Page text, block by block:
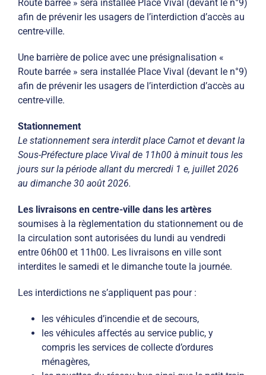
Route barrée » sera installée Place Vival (devant le n°9)
afin de prévenir les usagers de l’interdiction d’accès au
centre-ville.
Une barrière de police avec une présignalisation «
Route barrée » sera installée Place Vival (devant le n°9)
afin de prévenir les usagers de l’interdiction d’accès au
centre-ville.
Stationnement
Le stationnement sera interdit place Carnot et devant la
Sous-Préfecture place Vival de 11h00 à minuit tous les
jours sur la période allant du mercredi 1 e, juillet 2026
au dimanche 30 août 2026.
Les livraisons en centre-ville dans les artères
soumises à la règlementation du stationnement ou de
la circulation sont autorisées du lundi au vendredi
entre 06h00 et 11h00. Les livraisons en ville sont
interdites le samedi et le dimanche toute la journée.
Les interdictions ne s’appliquent pas pour :
les véhicules d’incendie et de secours,
les véhicules affectés au service public, y
compris les services de collecte d’ordures
ménagères,